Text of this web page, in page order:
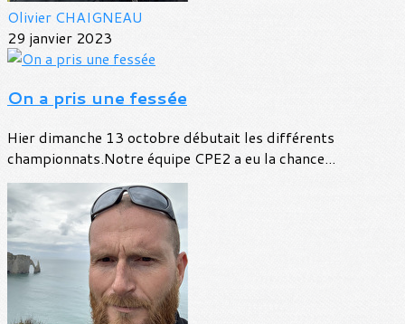
Olivier CHAIGNEAU
29 janvier 2023
On a pris une fessée
Hier dimanche 13 octobre débutait les différents
championnats.Notre équipe CPE2 a eu la chance...